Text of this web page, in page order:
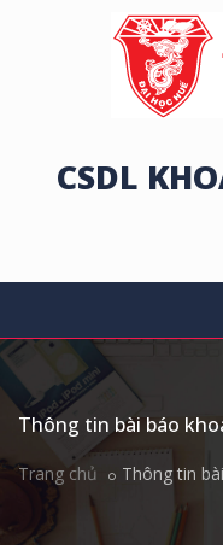
CSDL
Thông tin bài báo
Trang chủ Thông tin